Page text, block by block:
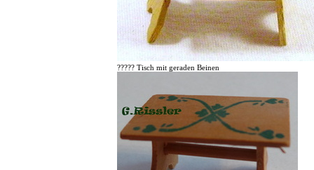
????? Tisch mit geraden Beinen